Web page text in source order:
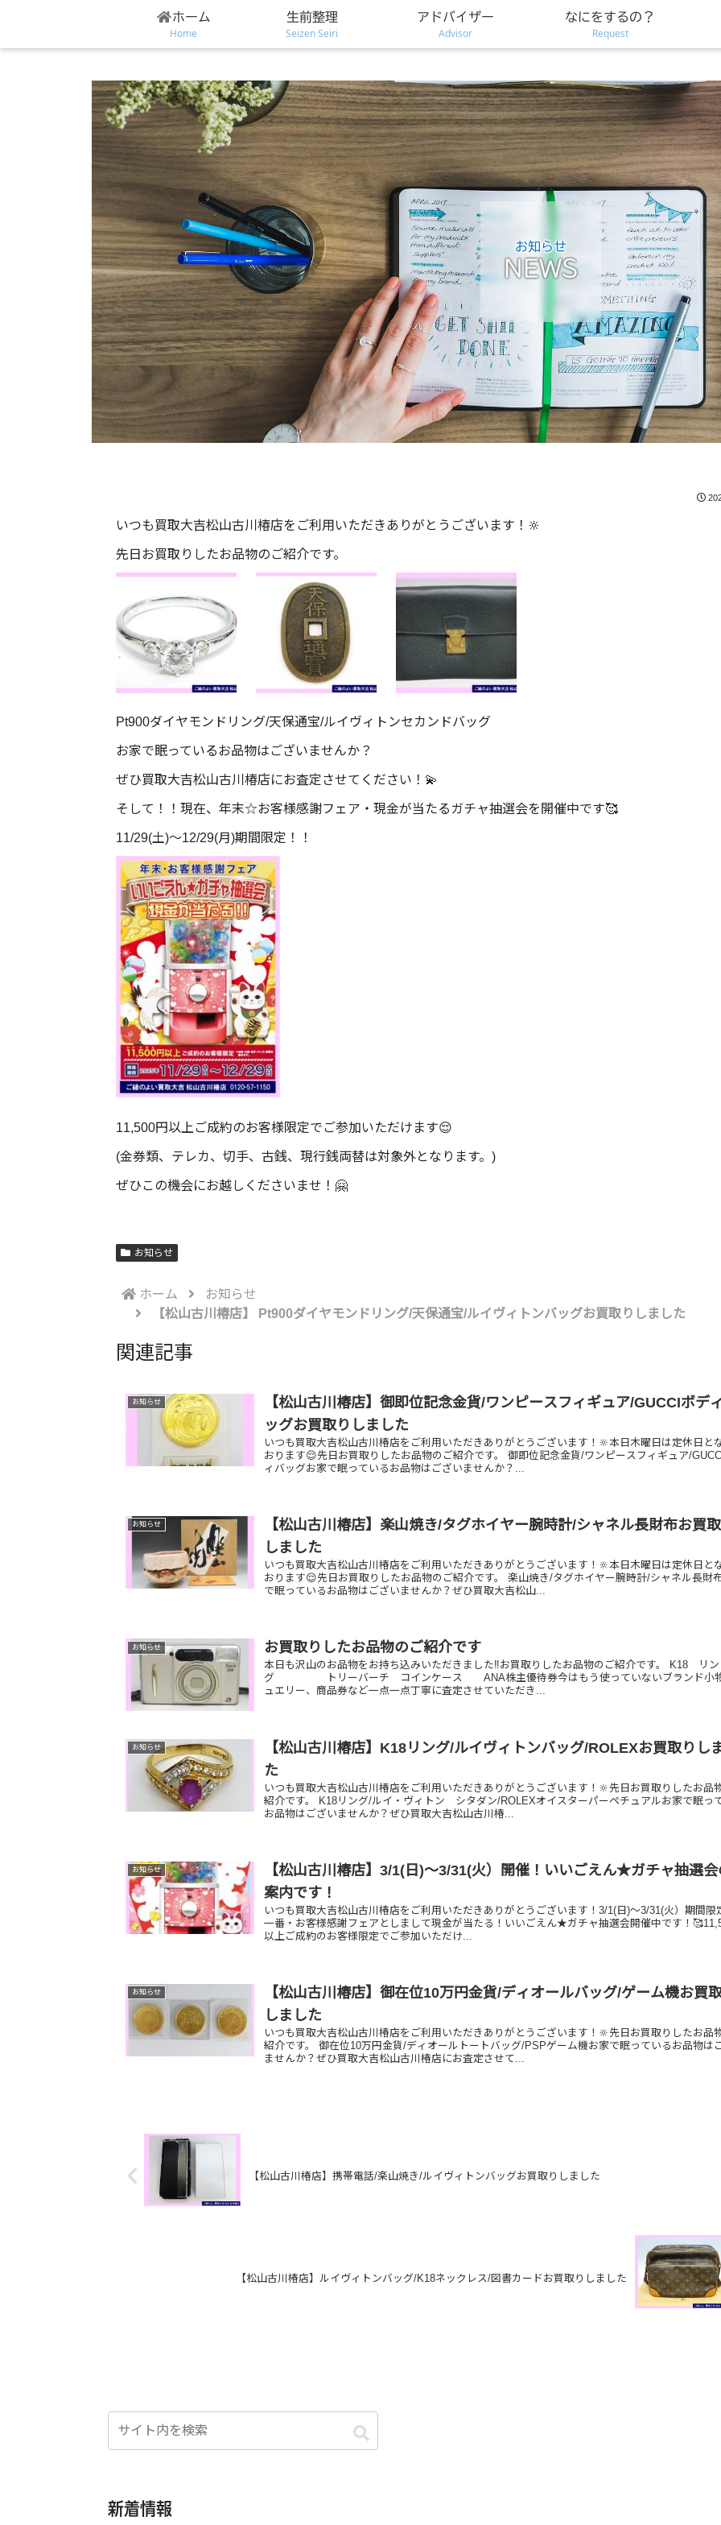
お知らせ
NEWS
ホーム
Home
生前整理
Seizen Seiri
アドバイザー
Advisor
なにをするの？
Request
いつも買取大吉松山古川椿店をご利用いただきありがとうございます！🔆
先日お買取りしたお品物のご紹介です。
Pt900ダイヤモンドリング/天保通宝/ルイヴィトンセカンドバッグ
お家で眠っているお品物はございませんか？
ぜひ買取大吉松山古川椿店にお査定させてください！💫
そして！！現在、年末☆お客様感謝フェア・現金が当たるガチャ抽選会を開催中です🥰
11/29(土)～12/29(月)期間限定！！
11,500円以上ご成約のお客様限定でご参加いただけます😌
(金券類、テレカ、切手、古銭、現行銭両替は対象外となります。)
ぜひこの機会にお越しくださいませ！🤗
お知らせ
ホーム
お知らせ
【松山古川椿店】 Pt900ダイヤモンドリング/天保通宝/ルイヴィトンバッグお買取りしました
関連記事
お知らせ
【松山古川椿店】御即位記念金貨/ワンピースフィギュア/GUCCIボデ
ッグお買取りしました
いつも買取大吉松山古川椿店をご利用いただきありがとうございます！🔆本日木曜日は定休日と
おります😌先日お買取りしたお品物のご紹介です。 御即位記念金貨/ワンピースフィギュア/
ィバッグお家で眠っているお品物はございませんか？...
お知らせ
【松山古川椿店】楽山焼き/タグホイヤー腕時計/シャネル長財布お買
しました
いつも買取大吉松山古川椿店をご利用いただきありがとうございます！🔆本日木曜日は定休日と
おります😌先日お買取りしたお品物のご紹介です。 楽山焼き/タグホイヤー腕時計/シャネル長財
で眠っているお品物はございませんか？ぜひ買取大吉松山...
お知らせ お買取りしたお品物のご紹介です
本日も沢山のお品物をお持ち込みいただきました‼️お買取りしたお品物のご紹介です。 K18 リン
グ トリーバーチ コインケース ANA株主優待券今はもう使っていないブランド小
ュエリー、商品券など一点一点丁寧に査定させていただき...
お知らせ
【松山古川椿店】K18リング/ルイヴィトンバッグ/ROLEXお買取りし
た
いつも買取大吉松山古川椿店をご利用いただきありがとうございます！🔆先日お買取りしたお品
紹介です。 K18リング/ルイ・ヴィトン シタダン/ROLEXオイスターパーペチュアルお家で眠っ
お品物はございませんか？ぜひ買取大吉松山古川椿...
お知らせ
【松山古川椿店】3/1(日)～3/31(火）開催！いいごえん★ガチャ抽選
案内です！
いつも買取大吉松山古川椿店をご利用いただきありがとうございます！3/1(日)～3/31(火）期間
一番・お客様感謝フェアとしまして現金が当たる！いいごえん★ガチャ抽選会開催中です！
以上ご成約のお客様限定でご参加いただけ...
お知らせ
【松山古川椿店】御在位10万円金貨/ディオールバッグ/ゲーム機お買
しました
いつも買取大吉松山古川椿店をご利用いただきありがとうございます！🔆先日お買取りしたお品
紹介です。 御在位10万円金貨/ディオールトートバッグ/PSPゲーム機お家で眠っているお品物は
ませんか？ぜひ買取大吉松山古川椿店にお査定させて...
【松山古川椿店】携帯電話/楽山焼き/ルイヴィトンバッグお買取りしました
【松山古川椿店】ルイヴィトンバッグ/K18ネックレス/図書カードお買取りしました
新着情報